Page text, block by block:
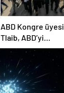
ABD Kongre üyesi
Tlaib, ABD’yi
Filistin’deki
“soykırımda suç
ortağı” olmakla
itham etti